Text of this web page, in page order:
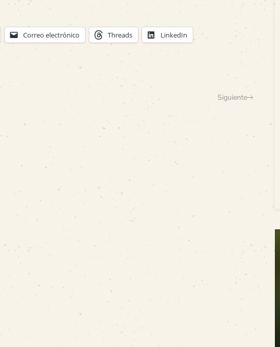
Correo electrónico Threads LinkedIn
Siguiente